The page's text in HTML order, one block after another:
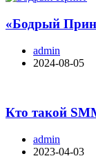
«Бодрый
admin
2024-08-05
Кто такой
admin
2023-04-03